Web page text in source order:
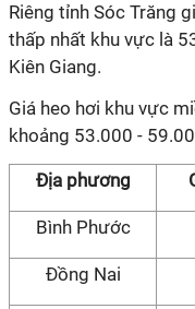
Riêng tỉnh Sóc Trăng
thấp nhất khu vực là
Kiên Giang.
Giá heo hơi khu vực
khoảng 53.000 -
Địa phương
Bình Phước
Đồng Nai